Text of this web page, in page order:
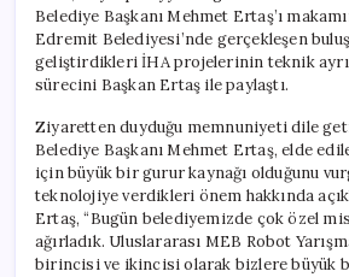
Belediye Başkanı Mehmet Ertaş’ı
Edremit Belediyesi’nde gerçekleşen
geliştirdikleri İHA projelerinin teknik
sürecini Başkan Ertaş ile paylaştı.
Ziyaretten duyduğu memnuniyeti dile
Belediye Başkanı Mehmet Ertaş, elde
için büyük bir gurur kaynağı olduğunu
teknolojiye verdikleri önem hakkında
Ertaş, “Bugün belediyemizde çok özel
ağırladık. Uluslararası MEB Robot
birincisi ve ikincisi olarak bizlere büyük